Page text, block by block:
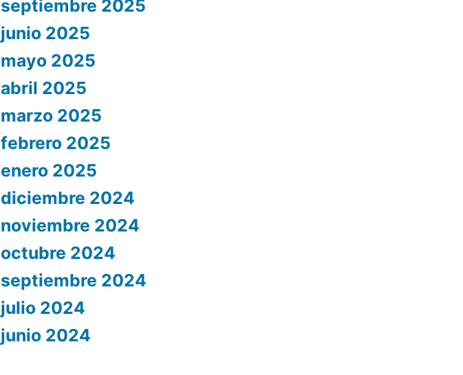
septiembre 2025
junio 2025
mayo 2025
abril 2025
marzo 2025
febrero 2025
enero 2025
diciembre 2024
noviembre 2024
octubre 2024
septiembre 2024
julio 2024
junio 2024